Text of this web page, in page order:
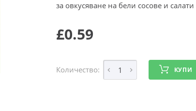
за овкусяване на бели сосове и салати
£0.59
Количество: КУПИ